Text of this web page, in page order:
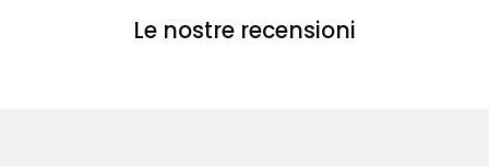
Le nostre recensioni